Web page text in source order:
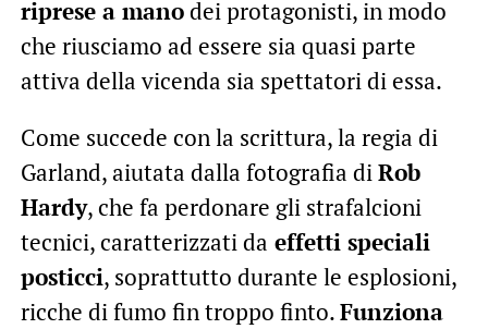
riprese a manodei protagonisti, in modo
che riusciamo ad essere sia quasi parte
attiva della vicenda sia spettatori di essa.
Come succede con la scrittura, la regia di
Garland, aiutata dalla fotografia diRob
Hardy, che fa perdonare gli strafalcioni
tecnici, caratterizzati da effetti speciali
posticci, soprattutto durante le esplosioni,
ricche di fumo fin troppo finto.Funziona